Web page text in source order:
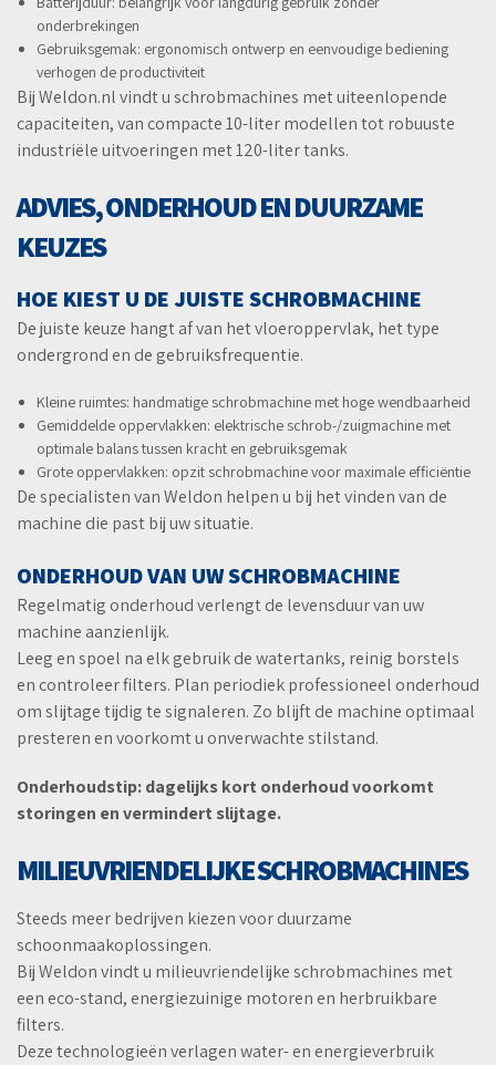
onderbrekingen
Gebruiksgemak: ergonomisch ontwerp en eenvoudige bediening
verhogen de productiviteit
Bij Weldon.nl vindt u schrobmachines met uiteenlopende
capaciteiten, van compacte 10-liter modellen tot robuuste
industriële uitvoeringen met 120-liter tanks.
ADVIES, ONDERHOUD EN DUURZAME
KEUZES
HOE KIEST U DE JUISTE SCHROBMACHINE
De juiste keuze hangt af van het vloeroppervlak, het type
ondergrond en de gebruiksfrequentie.
Kleine ruimtes: handmatige schrobmachine met hoge wendbaarheid
Gemiddelde oppervlakken: elektrische schrob-/zuigmachine met
optimale balans tussen kracht en gebruiksgemak
Grote oppervlakken: opzit schrobmachine voor maximale efficiëntie
De specialisten van Weldon helpen u bij het vinden van de
machine die past bij uw situatie.
ONDERHOUD VAN UW SCHROBMACHINE
Regelmatig onderhoud verlengt de levensduur van uw
machine aanzienlijk.
Leeg en spoel na elk gebruik de watertanks, reinig borstels
en controleer filters. Plan periodiek professioneel onderhoud
om slijtage tijdig te signaleren. Zo blijft de machine optimaal
presteren en voorkomt u onverwachte stilstand.
Onderhoudstip: dagelijks kort onderhoud voorkomt
storingen en vermindert slijtage.
MILIEUVRIENDELIJKE SCHROBMACHINES
Steeds meer bedrijven kiezen voor duurzame
schoonmaakoplossingen.
Bij Weldon vindt u milieuvriendelijke schrobmachines met
een eco-stand, energiezuinige motoren en herbruikbare
filters.
Deze technologieën verlagen water- en energieverbruik